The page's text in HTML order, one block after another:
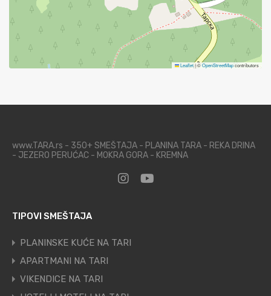
Leaflet|©OpenStreetMapcontributors
www.TARA.rs - 350+ SMEŠTAJA - PLANINA TARA - REKA DRINA
- JEZERO PERUĆAC - MOKRA GORA - KREMNA
TIPOVI SMEŠTAJA
PLANINSKE KUĆE NA TARI
APARTMANI NA TARI
VIKENDICE NA TARI